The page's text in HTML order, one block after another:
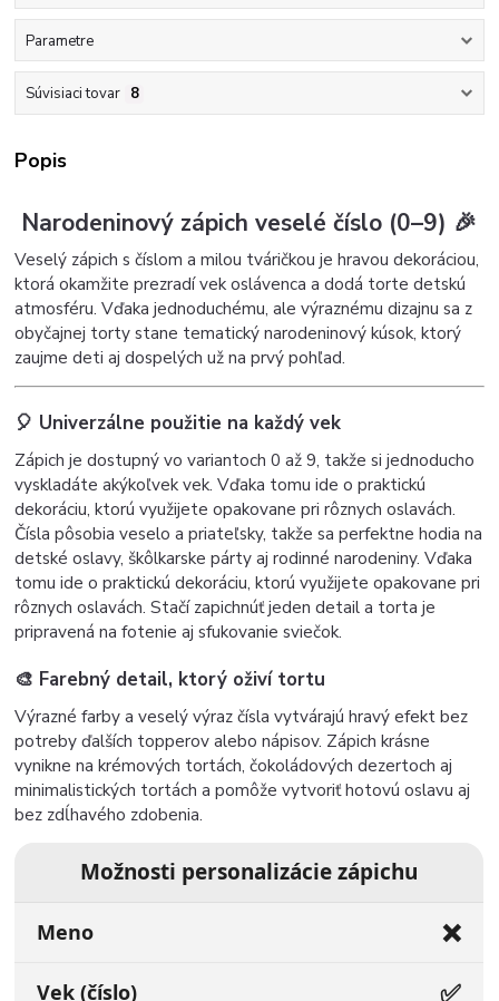
Parametre
Súvisiaci tovar 8
Popis
Narodeninový zápich veselé číslo (0–9) 🎉
Veselý zápich s číslom a milou tváričkou je hravou dekoráciou,
ktorá okamžite prezradí vek oslávenca a dodá torte detskú
atmosféru. Vďaka jednoduchému, ale výraznému dizajnu sa z
obyčajnej torty stane tematický narodeninový kúsok, ktorý
zaujme deti aj dospelých už na prvý pohľad.
🎈 Univerzálne použitie na každý vek
Zápich je dostupný vo variantoch 0 až 9, takže si jednoducho
vyskladáte akýkoľvek vek. Vďaka tomu ide o praktickú
dekoráciu, ktorú využijete opakovane pri rôznych oslavách.
Čísla pôsobia veselo a priateľsky, takže sa perfektne hodia na
detské oslavy, škôlkarske párty aj rodinné narodeniny. Vďaka
tomu ide o praktickú dekoráciu, ktorú využijete opakovane pri
rôznych oslavách. Stačí zapichnúť jeden detail a torta je
pripravená na fotenie aj sfukovanie sviečok.
🎨 Farebný detail, ktorý oživí tortu
Výrazné farby a veselý výraz čísla vytvárajú hravý efekt bez
potreby ďalších topperov alebo nápisov. Zápich krásne
vynikne na krémových tortách, čokoládových dezertoch aj
minimalistických tortách a pomôže vytvoriť hotovú oslavu aj
bez zdĺhavého zdobenia.
Možnosti personalizácie zápichu
Meno ❌
Vek (číslo) ✅